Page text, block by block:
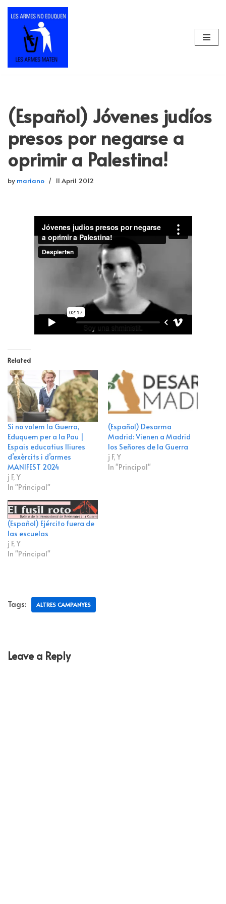
content
(Español) Jóvenes judíos
presos por negarse a
oprimir a Palestina!
by mariano 11 April 2012
Related
Si no volem la Guerra,
Eduquem per a la Pau |
Espais educatius lliures
d’exèrcits i d’armes
MANIFEST 2024
j F, Y
In "Principal"
(Español) Desarma
Madrid: Vienen a Madrid
los Señores de la Guerra
j F, Y
In "Principal"
(Español) Ejército fuera de
las escuelas
j F, Y
In "Principal"
Tags: ALTRES CAMPANYES
Leave a Reply